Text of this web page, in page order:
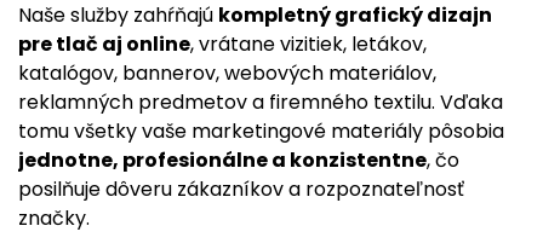
Naše služby zahŕňajú kompletný grafický dizajn
pre tlač aj online, vrátane vizitiek, letákov,
katalógov, bannerov, webových materiálov,
reklamných predmetov a firemného textilu. Vďaka
tomu všetky vaše marketingové materiály pôsobia
jednotne, profesionálne a konzistentne, čo
posilňuje dôveru zákazníkov a rozpoznateľnosť
značky.